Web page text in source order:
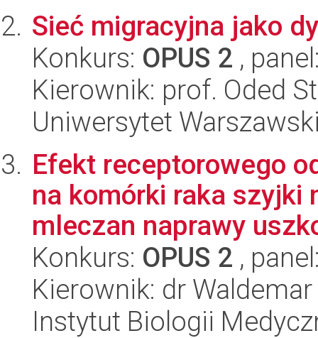
Sieć migracyjna jako
Konkurs: OPUS 2 ,
Kierownik: prof. Oded
Uniwersytet
Efekt receptorowego
na komórki raka szyjki
mleczan naprawy
Konkurs: OPUS 2 ,
Kierownik: dr
Instytut Biologii